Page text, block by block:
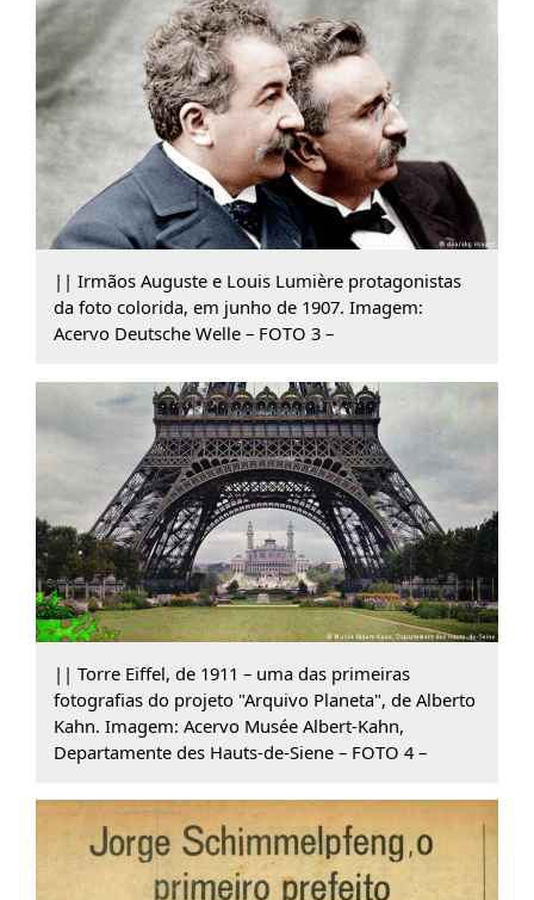
|| Irmãos Auguste e Louis Lumière protagonistas
da foto colorida, em junho de 1907. Imagem:
Acervo Deutsche Welle – FOTO 3 –
|| Torre Eiffel, de 1911 – uma das primeiras
fotografias do projeto "Arquivo Planeta", de Alberto
Kahn. Imagem: Acervo Musée Albert-Kahn,
Departamente des Hauts-de-Siene – FOTO 4 –